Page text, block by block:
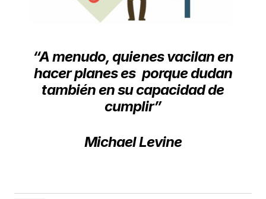
“A menudo, quienes vacilan en
hacer planes es porque dudan
también en su capacidad de
cumplir”
Michael Levine